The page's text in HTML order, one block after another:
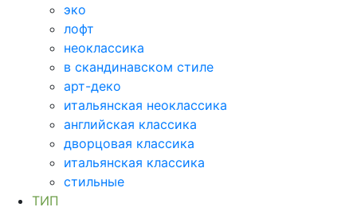
эко
лофт
неоклассика
в скандинавском стиле
арт-деко
итальянская неоклассика
английская классика
дворцовая классика
итальянская классика
стильные
ТИП